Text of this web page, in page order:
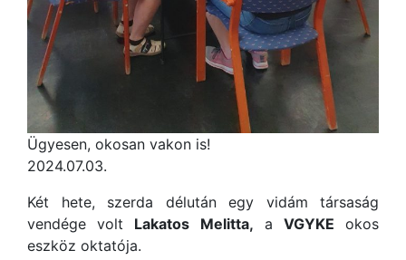
Ügyesen, okosan vakon is!
2024.07.03.
Két hete, szerda délután egy vidám társaság
vendége volt Lakatos Melitta, a VGYKE okos
eszköz oktatója.